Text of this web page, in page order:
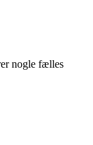
nogle fælles